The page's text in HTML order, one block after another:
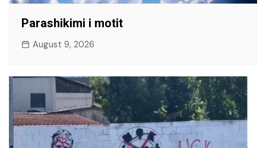
Parashikimi i motit
August 9, 2026